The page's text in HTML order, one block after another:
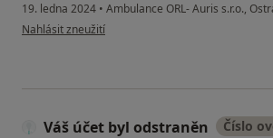
19. ledna 2024 • Ambulance ORL- Auris s.r.o.,
podle názoru uživatele K.L
Nahlásit zneužití
Váš účet byl odstraněn Číslo